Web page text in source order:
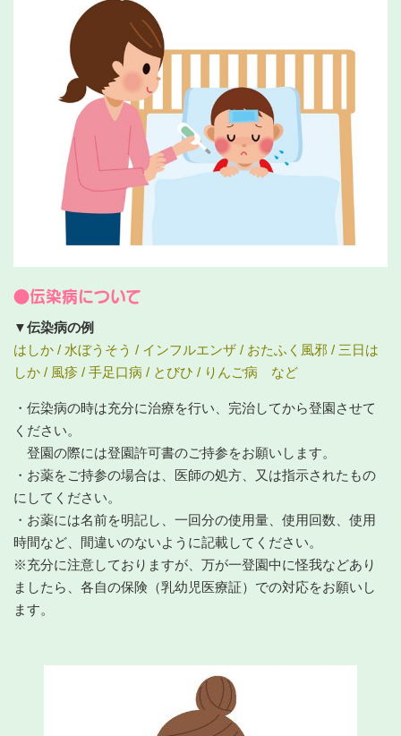
●伝染病について
▼伝染病の例
はしか / 水ぼうそう / インフルエンザ / おたふく風邪 / 三日は
しか / 風疹 / 手足口病 / とびひ / りんご病 など
・伝染病の時は充分に治療を行い、完治してから登園させて
ください。
登園の際には登園許可書のご持参をお願いします。
・お薬をご持参の場合は、医師の処方、又は指示されたもの
にしてください。
・お薬には名前を明記し、一回分の使用量、使用回数、使用
時間など、間違いのないように記載してください。
※充分に注意しておりますが、万が一登園中に怪我などあり
ましたら、各自の保険（乳幼児医療証）での対応をお願いし
ます。